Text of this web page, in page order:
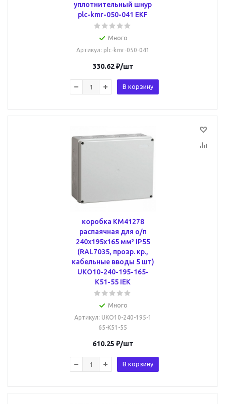
уплотнительный шнур
plc-kmr-050-041 EKF
Много
Артикул: plc-kmr-050-041
330.62₽/шт
В корзину
коробка КМ41278
распаячная для о/п
240х195х165 мм² IP55
(RAL7035, прозр. кр.,
кабельные вводы 5 шт)
UKO10-240-195-165-
K51-55 IEK
Много
Артикул: UKO10-240-195-1
65-K51-55
610.25 ₽/шт
В корзину